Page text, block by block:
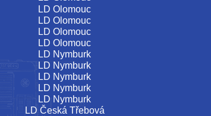
LD Olomouc
LD Olomouc
LD Olomouc
LD Olomouc
LD Nymburk
LD Nymburk
LD Nymburk
LD Nymburk
LD Nymburk
LD Česká Třebová